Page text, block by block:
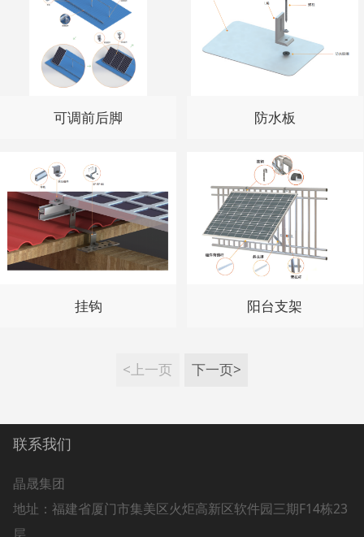
可调前后脚 防水板
挂钩 阳台支架
<上一页 下一页>
联系我们
晶晟集团
地址： 福建省厦门市集美区火炬高新区软件园三期F14栋23